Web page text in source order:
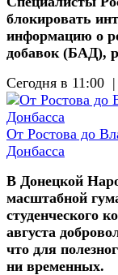
блокировать
информацию о
добавок (БАД),
Сегодня в 11:00 |
От Ростова до
Донбасса
В Донецкой
масштабной
студенческого
августа
что для
ни временных.